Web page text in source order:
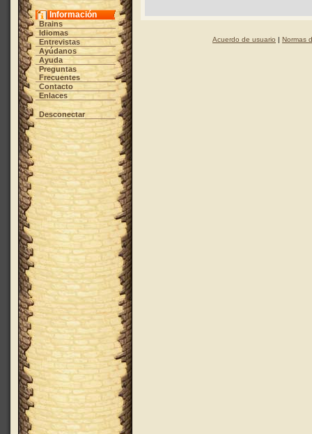
Información
Brains
Idiomas
Entrevistas
Ayúdanos
Ayuda
Preguntas
Frecuentes
Contacto
Enlaces
Desconectar
Acuerdo de usuario | Normas